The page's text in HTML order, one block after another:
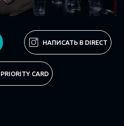
Поделиться
НАПИСАТЬ В DIRECT
PRIORITY CARD